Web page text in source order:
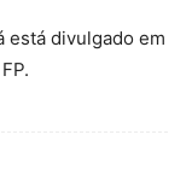
está divulgado em